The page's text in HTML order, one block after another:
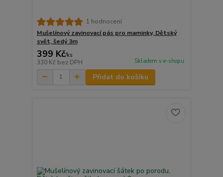
1 hodnocení
Mušelínový zavinovací pás pro maminky, Dětský
svět, šedý 3m
399 Kč/ks
330 Kč bez DPH Skladem v e-shopu
Přidat do košíku